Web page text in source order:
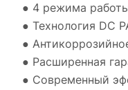
● 4 режима
● Технология DC
●
● Расширенная
● Современный